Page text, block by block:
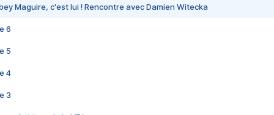
Maguire, c'est lui ! Rencontre avec Damien Witecka
6
5
4
3